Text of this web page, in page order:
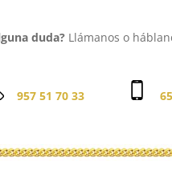
duda?Llámanos o
957 51 70 33